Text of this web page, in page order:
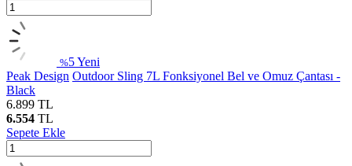
%5Yeni
Peak Design Outdoor Sling 7L Fonksiyonel Bel ve Omuz Çantası -
Black
6.899 TL
6.554 TL
Sepete Ekle